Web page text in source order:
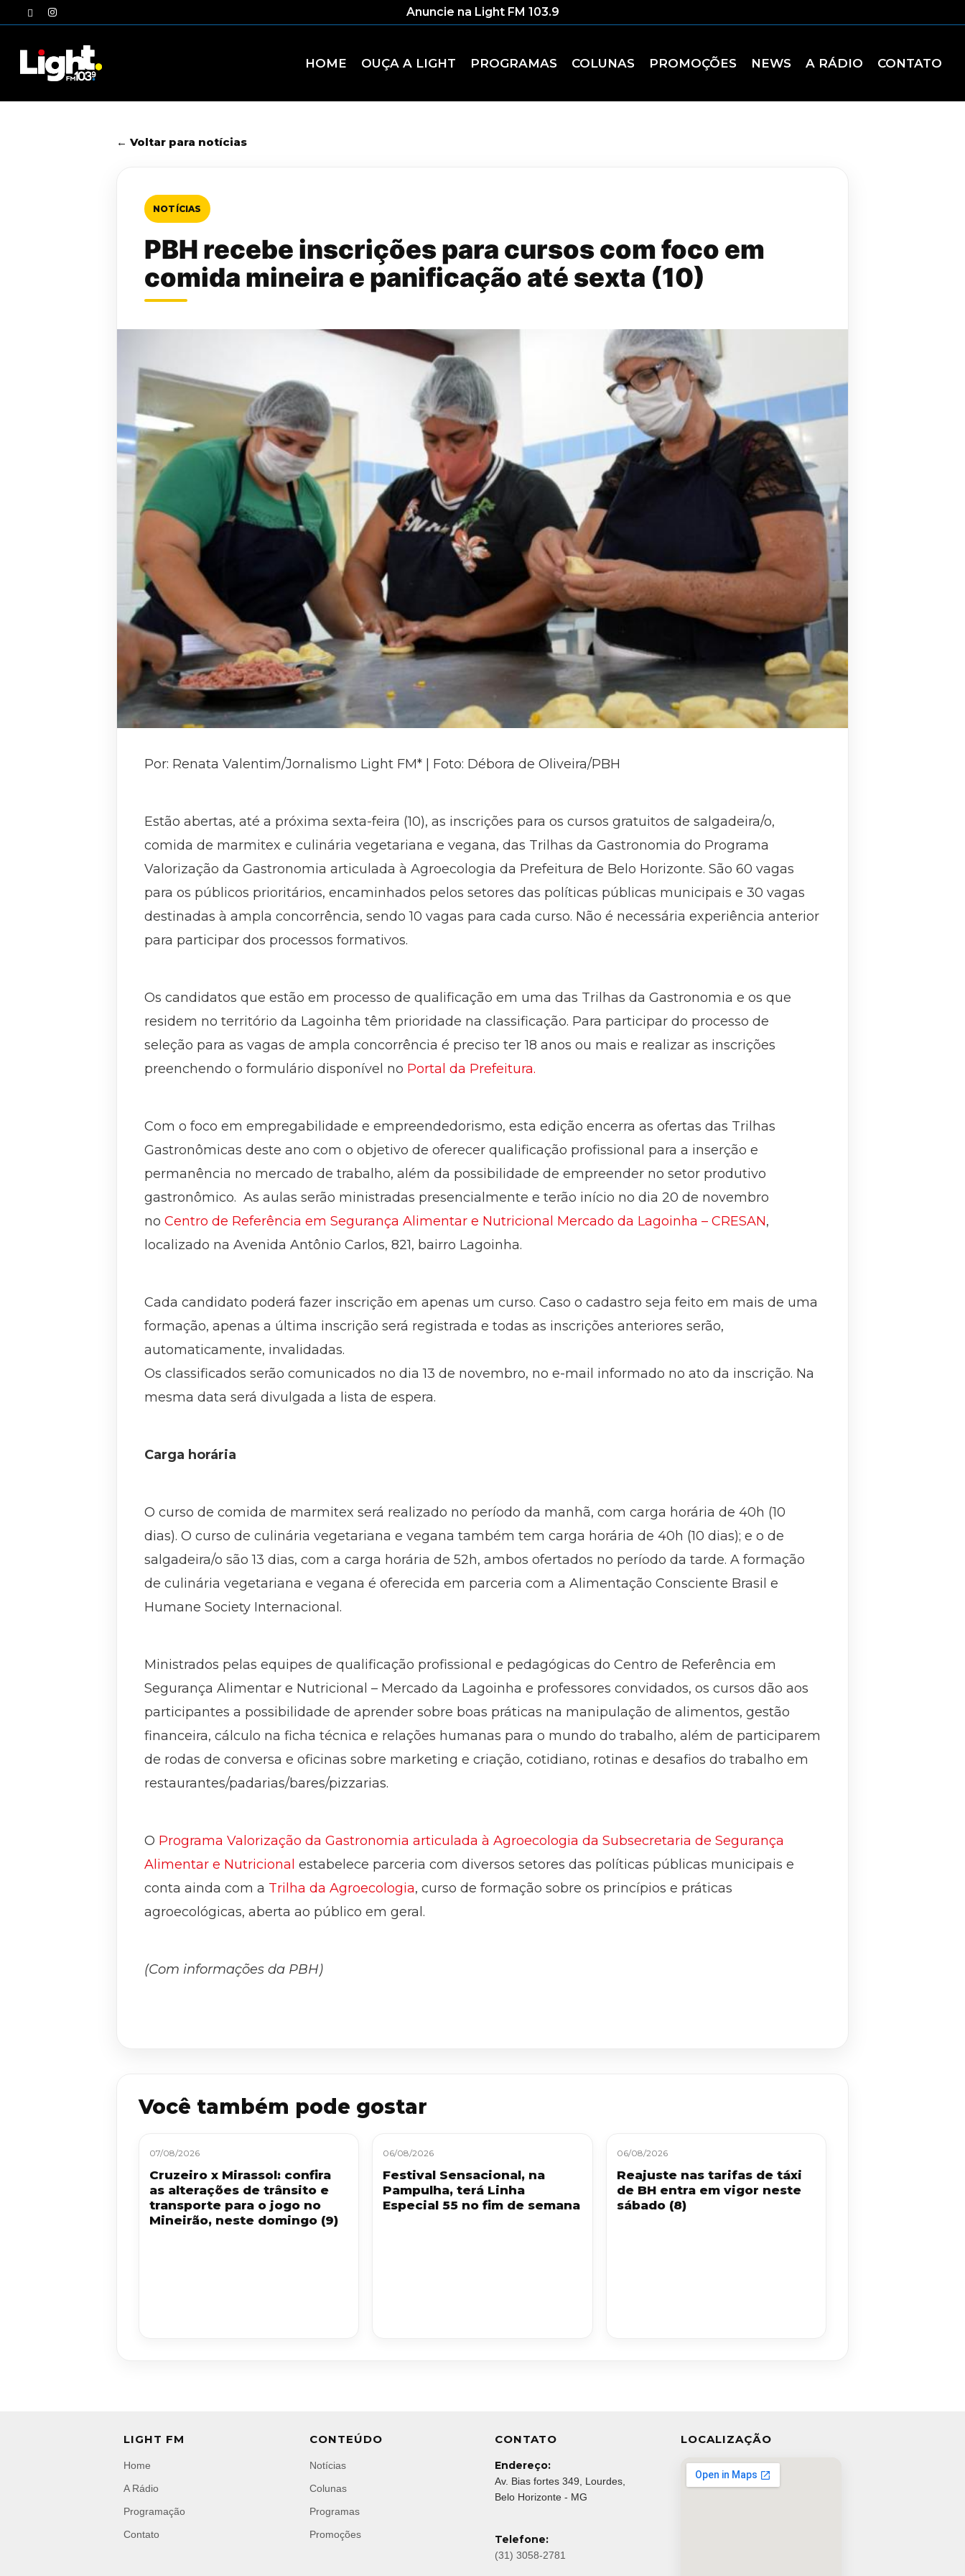
to
twitterinstagram Anuncie na Light FM 103.9
HOME OUÇA A LIGHT PROGRAMAS COLUNAS PROMOÇÕES NEWS A RÁDIO CONTATO
← Voltar para notícias
NOTÍCIAS
PBH recebe inscrições para cursos com foco em
comida mineira e panificação até sexta (10)
Por: Renata Valentim/Jornalismo Light FM* | Foto: Débora de Oliveira/PBH
Estão abertas, até a próxima sexta-feira (10), as inscrições para os cursos gratuitos de salgadeira/o,
comida de marmitex e culinária vegetariana e vegana, das Trilhas da Gastronomia do Programa
Valorização da Gastronomia articulada à Agroecologia da Prefeitura de Belo Horizonte. São 60 vagas
para os públicos prioritários, encaminhados pelos setores das políticas públicas municipais e 30 vagas
destinadas à ampla concorrência, sendo 10 vagas para cada curso. Não é necessária experiência anterior
para participar dos processos formativos.
Os candidatos que estão em processo de qualificação em uma das Trilhas da Gastronomia e os que
residem no território da Lagoinha têm prioridade na classificação. Para participar do processo de
seleção para as vagas de ampla concorrência é preciso ter 18 anos ou mais e realizar as inscrições
preenchendo o formulário disponível no Portal da Prefeitura.
Com o foco em empregabilidade e empreendedorismo, esta edição encerra as ofertas das Trilhas
Gastronômicas deste ano com o objetivo de oferecer qualificação profissional para a inserção e
permanência no mercado de trabalho, além da possibilidade de empreender no setor produtivo
gastronômico. As aulas serão ministradas presencialmente e terão início no dia 20 de novembro
no Centro de Referência em Segurança Alimentar e Nutricional Mercado da Lagoinha – CRESAN,
localizado na Avenida Antônio Carlos, 821, bairro Lagoinha.
Cada candidato poderá fazer inscrição em apenas um curso. Caso o cadastro seja feito em mais de uma
formação, apenas a última inscrição será registrada e todas as inscrições anteriores serão,
automaticamente, invalidadas.
Os classificados serão comunicados no dia 13 de novembro, no e-mail informado no ato da inscrição. Na
mesma data será divulgada a lista de espera.
Carga horária
O curso de comida de marmitex será realizado no período da manhã, com carga horária de 40h (10
dias). O curso de culinária vegetariana e vegana também tem carga horária de 40h (10 dias); e o de
salgadeira/o são 13 dias, com a carga horária de 52h, ambos ofertados no período da tarde. A formação
de culinária vegetariana e vegana é oferecida em parceria com a Alimentação Consciente Brasil e
Humane Society Internacional.
Ministrados pelas equipes de qualificação profissional e pedagógicas do Centro de Referência em
Segurança Alimentar e Nutricional – Mercado da Lagoinha e professores convidados, os cursos dão aos
participantes a possibilidade de aprender sobre boas práticas na manipulação de alimentos, gestão
financeira, cálculo na ficha técnica e relações humanas para o mundo do trabalho, além de participarem
de rodas de conversa e oficinas sobre marketing e criação, cotidiano, rotinas e desafios do trabalho em
restaurantes/padarias/bares/pizzarias.
O Programa Valorização da Gastronomia articulada à Agroecologia da Subsecretaria de Segurança
Alimentar e Nutricional estabelece parceria com diversos setores das políticas públicas municipais e
conta ainda com a Trilha da Agroecologia, curso de formação sobre os princípios e práticas
agroecológicas, aberta ao público em geral.
(Com informações da PBH)
Você também pode gostar
07/08/2026
Cruzeiro x Mirassol: confira
as alterações de trânsito e
transporte para o jogo no
Mineirão, neste domingo (9)
06/08/2026
Festival Sensacional, na
Pampulha, terá Linha
Especial 55 no fim de semana
06/08/2026
Reajuste nas tarifas de táxi
de BH entra em vigor neste
sábado (8)
LIGHT FM
Home
A Rádio
Programação
Contato
CONTEÚDO
Notícias
Colunas
Programas
Promoções
CONTATO
Endereço:
Av. Bias fortes 349, Lourdes,
Belo Horizonte - MG
Telefone:
(31) 3058-2781
LOCALIZAÇÃO